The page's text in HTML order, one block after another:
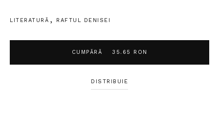
LITERATURĂ RAFTUL DENISEI
DISTRIBUIE
CUMPĂRĂ 35.65 RON